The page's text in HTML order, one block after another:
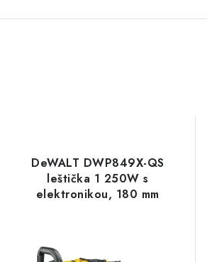
DeWALT DWP849X-QS
leštička 1 250W s
elektronikou, 180 mm